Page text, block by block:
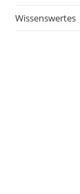
Wissenswertes